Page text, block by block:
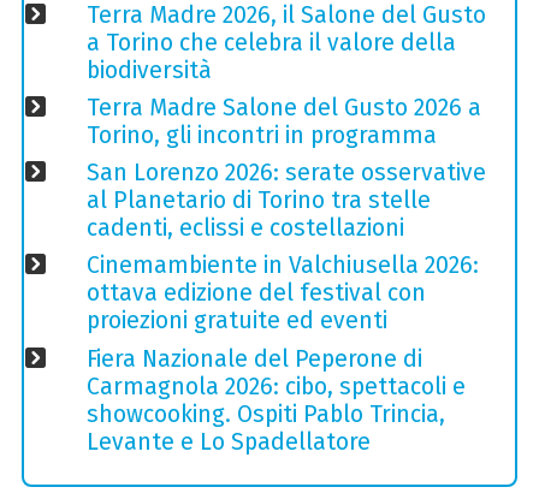
Terra Madre 2026, il Salone del Gusto
a Torino che celebra il valore della
biodiversità
Terra Madre Salone del Gusto 2026 a
Torino, gli incontri in programma
San Lorenzo 2026: serate osservative
al Planetario di Torino tra stelle
cadenti, eclissi e costellazioni
Cinemambiente in Valchiusella 2026:
ottava edizione del festival con
proiezioni gratuite ed eventi
Fiera Nazionale del Peperone di
Carmagnola 2026: cibo, spettacoli e
showcooking. Ospiti Pablo Trincia,
Levante e Lo Spadellatore